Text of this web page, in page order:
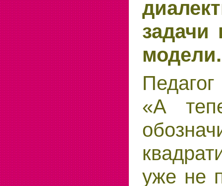
модели.
«А
уже не